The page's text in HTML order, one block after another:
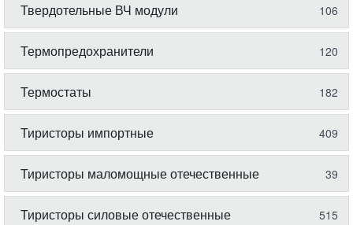
Твердотельные ВЧ модули 106
Термопредохранители 120
Термостаты 182
Тиристоры импортные 409
Тиристоры маломощные отечественные 39
Тиристоры силовые отечественные 515